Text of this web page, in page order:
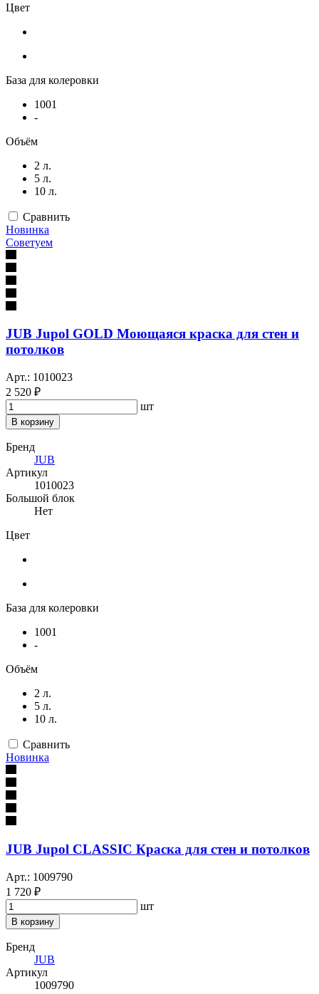
Цвет
База для колеровки
1001
-
Объём
2 л.
5 л.
10 л.
Сравнить
Новинка
Советуем
JUB Jupol GOLD Моющаяся краска для стен и
потолков
Арт.: 1010023
2 520 ₽
шт
В корзину
Бренд
JUB
Артикул
1010023
Большой блок
Нет
Цвет
База для колеровки
1001
-
Объём
2 л.
5 л.
10 л.
Сравнить
Новинка
JUB Jupol CLASSIC Краска для стен и потолков
Арт.: 1009790
1 720 ₽
шт
В корзину
Бренд
JUB
Артикул
1009790